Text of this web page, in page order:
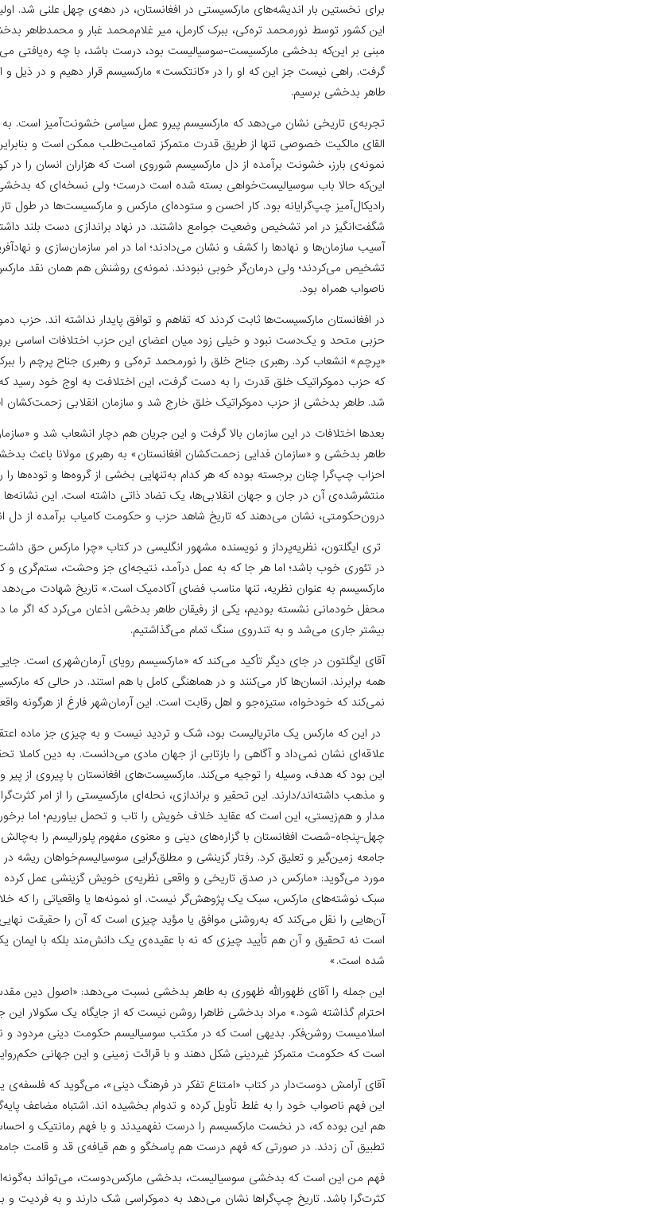
برای نخستین بار اندیشه‌های مارکسیستی در افغانستان، در دهه‌ی چهل علنی شد.
این کشور توسط نورمحمد تره‌کی، ببرک کارمل، میر غلام‌محمد غبار و محمدطاهر
‌مبنی بر این‌که بدخشی مارکسیست-سوسیالیست بود، درست باشد، با چه ره‌یافتی
گرفت. راهی نیست جز این ‌که او را در «کانتکست» مارکسیسم قرار دهیم و در ذیل و
طاهر بدخشی برسیم.
تجربه‌ی تاریخی نشان می‌دهد که مارکسیسم پیرو عمل سیاسی خشونت‌آمیز است. به
القای مالکیت خصوصی تنها از طریق قدرت متمرکز تمامیت‌طلب ممکن است و
نمونه‌ی بارز، خشونت برآمده از دل مارکسیسم شوروی است که هزاران انسان را
این‌که حالا باب سوسیالیست‌خواهی بسته شده است درست؛ ولی نسخه‌ای که
رادیکال‌آمیز چپ‌گرایانه بود. کار احسن و ستوده‌ای مارکس و مارکسیست‌ها در طول
شگفت‌انگیز در امر تشخیص وضعیت جوامع داشتند. در نهاد براندازی دست بلند
آسیب سازمان‌ها و نهادها را کشف و نشان می‌دادند؛ اما در امر سازمان‌سازی و
تشخیص می‌کردند؛ ولی درمان‌گر خوبی نبودند. نمونه‌ی روشنش هم همان نقد مارکس
ناصواب همراه بود.
در افغانستان مارکسیست‌ها ثابت کردند که تفاهم و توافق پایدار نداشته ‌اند. حزب
حزبی متحد و یک‌دست نبود و خیلی زود میان اعضای این حزب اختلافات اساسی
«پرچم» انشعاب کرد. رهبری جناح خلق را نورمحمد تره‌کی و رهبری جناح پرچم را
که حزب دموکراتیک خلق قدرت را به دست گرفت، این اختلافت به اوج خود رسید
شد. طاهر بدخشی از حزب دموکراتیک خلق خارج شد و سازمان انقلابی زحمت‌کشان
بعدها اختلافات در این سازمان بالا گرفت و این جریان هم دچار انشعاب شد و
طاهر بدخشی و «سازمان فدایی زحمت‌کشان افغانستان» به رهبری مولانا باعث
احزاب چپ‌گرا چنان برجسته بوده که هر کدام به‌تنهایی بخشی از گروه‌ها و توده‌ها
منتشرشده‌ی آن در جان و جهان انقلابی‌ها، یک تضاد ذاتی داشته است. این
درون‌حکومتی، نشان می‌دهند که تاریخ شاهد حزب و حکومت کامیاب برآمده از دل
تری ایگلتون، نظریه‌پرداز و نویسنده مشهور انگلیسی در کتاب «چرا مارکس حق
در تئوری خوب باشد؛ اما هر جا که به عمل درآمد، نتیجه‌ای جز وحشت، ستم‌گری و
مارکسیسم به عنوان نظریه، تنها مناسب فضای آکادمیک است.» تاریخ شهادت
محفل خودمانی نشسته بودیم، یکی از رفیقان طاهر بدخشی اذعان می‌کرد که اگر ما
بیشتر جاری می‌شد و به تندروی سنگ تمام می‌گذاشتیم.
آقای ایگلتون در جای دیگر تأکید می‌کند که «مارکسیسم رویای آرمان‌شهری است.
همه برابرند. انسان‌ها کار می‌کنند و در هماهنگی کامل با هم استند. در حالی که
نمی‌کند که خودخواه، ستیزه‌جو و اهل رقابت است. این آرمان‌شهر فارغ از هرگونه
در این که مارکس یک ماتریالیست بود، شک و تردید نیست و به چیزی جز ماده
علاقه‌ای نشان نمی‌داد و آگاهی را بازتابی از جهان مادی می‌دانست. به دین کاملا
این بود که هدف، وسیله را توجیه می‌کند. مارکسیست‌های افغانستان با پیروی از پیر
و مذهب داشته‌اند/دارند. این تحقیر و براندازی، نحله‌ای مارکسیستی را از امر
مدار و هم‌زیستی، این است که عقاید خلاف خویش را تاب و تحمل بیاوریم؛ اما
چهل-پنجاه-شصت افغانستان با گزاره‌های دینی و معنوی مفهوم پلورالیسم را
جامعه زمین‌گیر و تعلیق کرد. رفتار گزینشی و مطلق‌گرایی سوسیالیسم‌خواهان ریشه
مورد می‌گوید: «مارکس در صدق تاریخی و واقعی نظریه‌ی خویش گزینشی عمل کرده
سبک نوشته‌های مارکس، سبک یک پژوهش‌گر نیست. او نمونه‌ها یا واقعیاتی را که
آن‌هایی را نقل می‌کند که به‌روشنی موافق یا مؤید چیزی است که آن را حقیقت نهایی
است نه تحقیق و آن هم تأیید چیزی که نه با عقیده‌ی یک دانش‌مند بلکه با ایمان
شده است.»
این جمله را آقای ظهورالله ظهوری به طاهر بدخشی نسبت می‌دهد: «اصول دین
احترام گذاشته شود.» مراد بدخشی ظاهرا روشن نیست که از جایگاه یک سکولار این
اسلامیست روشن‌فکر. بدیهی است که در مکتب سوسیالیسم حکومت دینی مردود و
است که حکومت متمرکز غیردینی شکل ‌دهند و با قرائت زمینی و این جهانی
آقای آرامش دوست‌دار در کتاب «امتناع تفکر در فرهنگ دینی»، می‌گوید که فلسفه‌ی
این فهم ناصواب خود را به ‌غلط تأویل کرده و تدوام بخشیده ‌اند. اشتباه مضاعف
هم این بوده که، در نخست مارکسیسم را درست نفهمیدند و با فهم رمانتیک و
تطبیق آن زدند. در صورتی ‌که فهم درست هم پاسخگو و هم قیافه‌ی قد و قامت
فهم من این است که بدخشی سوسیالیست، بدخشی مارکس‌دوست، می‌تواند به‌گونه‌ای
کثرت‌گرا باشد. تاریخ چپ‌گراها نشان می‌دهد به دموکراسی شک دارند و به‌ فردیت و به